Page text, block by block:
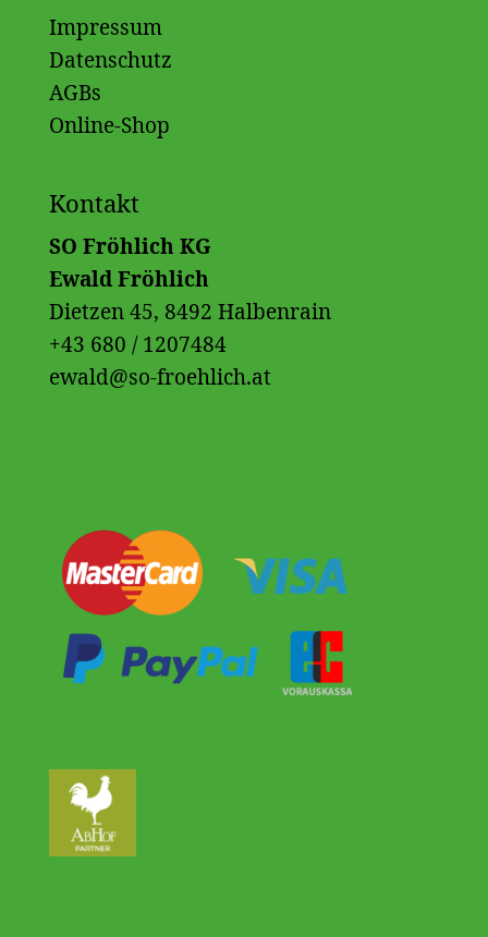
Impressum
Datenschutz
AGBs
Online-Shop
Kontakt
SO Fröhlich KG
Ewald Fröhlich
Dietzen 45, 8492 Halbenrain
+43 680 / 1207484
ewald@so-froehlich.at